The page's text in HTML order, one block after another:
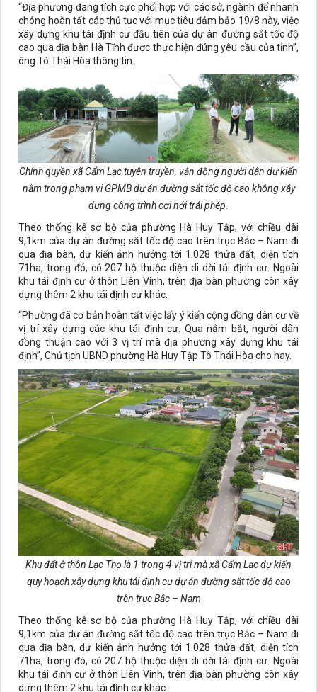
“Địa phương đang tích cực phối hợp với các sở, ngành để nhanh
chóng hoàn tất các thủ tục với mục tiêu đảm bảo 19/8 này, việc
xây dựng khu tái định cư đầu tiên của dự án đường sắt tốc độ
cao qua địa bàn Hà Tĩnh được thực hiện đúng yêu cầu của tỉnh”,
ông Tô Thái Hòa thông tin.
Chính quyền xã Cẩm Lạc tuyên truyền, vận động người dân dự kiến
nằm trong phạm vi GPMB dự án đường sắt tốc độ cao không xây
dựng công trình cơi nới trái phép.
Theo thống kê sơ bộ của phường Hà Huy Tập, với chiều dài
9,1km của dự án đường sắt tốc độ cao trên trục Bắc – Nam đi
qua địa bàn, dự kiến ảnh hưởng tới 1.028 thửa đất, diện tích
71ha, trong đó, có 207 hộ thuộc diện di dời tái định cư. Ngoài
khu tái định cư ở thôn Liên Vinh, trên địa bàn phường còn xây
dựng thêm 2 khu tái định cư khác.
“Phường đã cơ bản hoàn tất việc lấy ý kiến cộng đồng dân cư về
vị trí xây dựng các khu tái định cư. Qua nắm bắt, người dân
đồng thuận cao với 3 vị trí mà địa phương xây dựng khu tái
định”, Chủ tịch UBND phường Hà Huy Tập Tô Thái Hòa cho hay.
Khu đất ở thôn Lạc Thọ là 1 trong 4 vị trí mà xã Cẩm Lạc dự kiến
quy hoạch xây dựng khu tái định cư dự án đường sắt tốc độ cao
trên trục Bắc – Nam
Theo thống kê sơ bộ của phường Hà Huy Tập, với chiều dài
9,1km của dự án đường sắt tốc độ cao trên trục Bắc – Nam đi
qua địa bàn, dự kiến ảnh hưởng tới 1.028 thửa đất, diện tích
71ha, trong đó, có 207 hộ thuộc diện di dời tái định cư. Ngoài
khu tái định cư ở thôn Liên Vinh, trên địa bàn phường còn xây
dựng thêm 2 khu tái định cư khác.